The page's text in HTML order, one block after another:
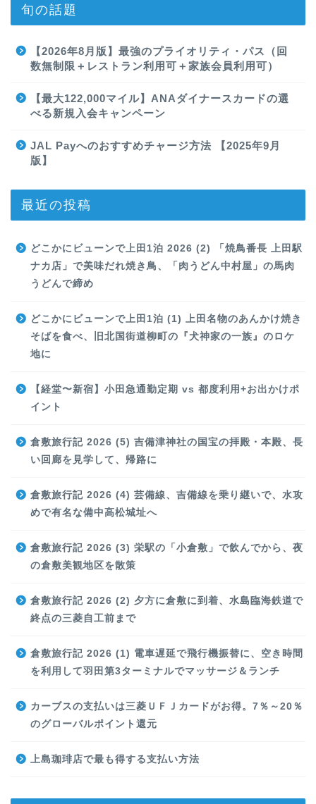
旬の話題
【2026年8月版】最強のプライオリティ・パス（回
数無制限＋レストラン利用可＋家族会員利用可）
【最大122,000マイル】ANAダイナースカードの選
べる新規入会キャンペーン
JAL Payへのおすすめチャージ方法 【2025年9月
版】
最近の投稿
どこかにビューンで上田1泊 2026 (2) 「焼鳥番長 上田駅
ナカ店」で美味だれ焼き鳥、「肉うどん中村屋」の馬肉
うどんで締め
どこかにビューンで上田1泊 (1) 上田名物のあんかけ焼き
そばを食べ、旧北国街道柳町の『犬神家の一族』のロケ
地に
【経堂〜新宿】小田急通勤定期 vs 都度利用+お出かけポ
イント
倉敷旅行記 2026 (5) 吉備津神社の国宝の拝殿・本殿、長
い回廊を見学して、帰路に
倉敷旅行記 2026 (4) 芸備線、吉備線を乗り継いで、水攻
めで有名な備中高松城址へ
倉敷旅行記 2026 (3) 栄駅の「小倉敷」で飲んでから、夜
の倉敷美観地区を散策
倉敷旅行記 2026 (2) 夕方に倉敷に到着、水島臨海鉄道で
終点の三菱自工前まで
倉敷旅行記 2026 (1) 電車遅延で飛行機振替に、空き時間
を利用して羽田第3ターミナルでマッサージ＆ランチ
カーブスの支払いは三菱ＵＦＪカードがお得。7％～20％
のグローバルポイント還元
上島珈琲店で最も得する支払い方法